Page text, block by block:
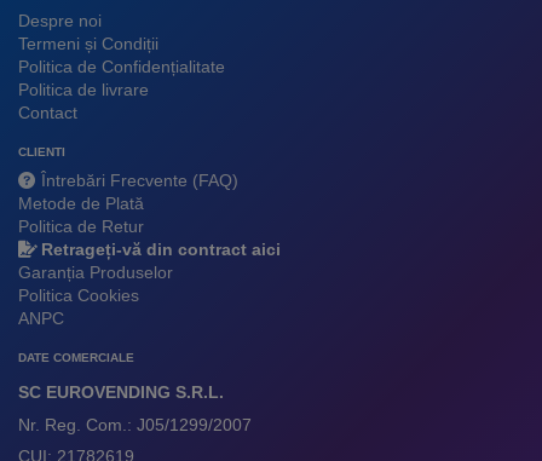
Despre noi
Termeni și Condiții
Politica de Confidențialitate
Politica de livrare
Contact
CLIENTI
Întrebări Frecvente (FAQ)
Metode de Plată
Politica de Retur
Retrageți-vă din contract aici
Garanția Produselor
Politica Cookies
ANPC
DATE COMERCIALE
SC EUROVENDING S.R.L.
Nr. Reg. Com.: J05/1299/2007
CUI: 21782619